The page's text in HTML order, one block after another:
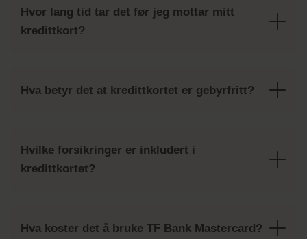
Hvor lang tid tar det før jeg mottar mitt
kredittkort?
Hva betyr det at kredittkortet er gebyrfritt?
Hvilke forsikringer er inkludert i
kredittkortet?
Hva koster det å bruke TF Bank Mastercard?